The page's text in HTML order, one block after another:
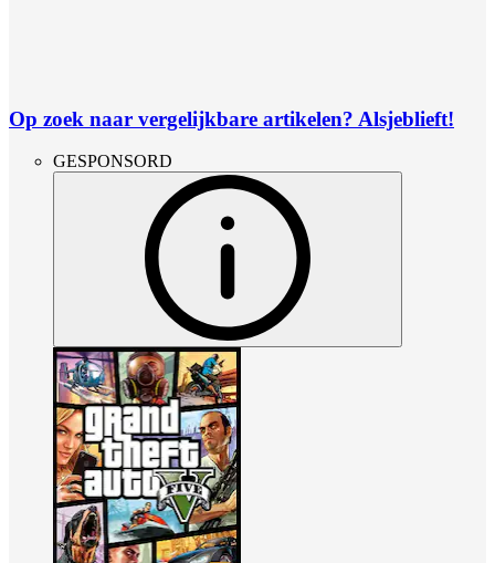
Op zoek naar vergelijkbare artikelen? Alsjeblieft!
GESPONSORD